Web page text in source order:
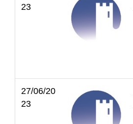
23
27/06/20
23